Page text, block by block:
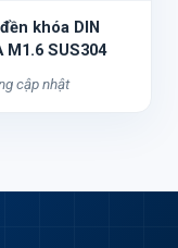
khóa DIN
M1.6 SUS304
cập nhật